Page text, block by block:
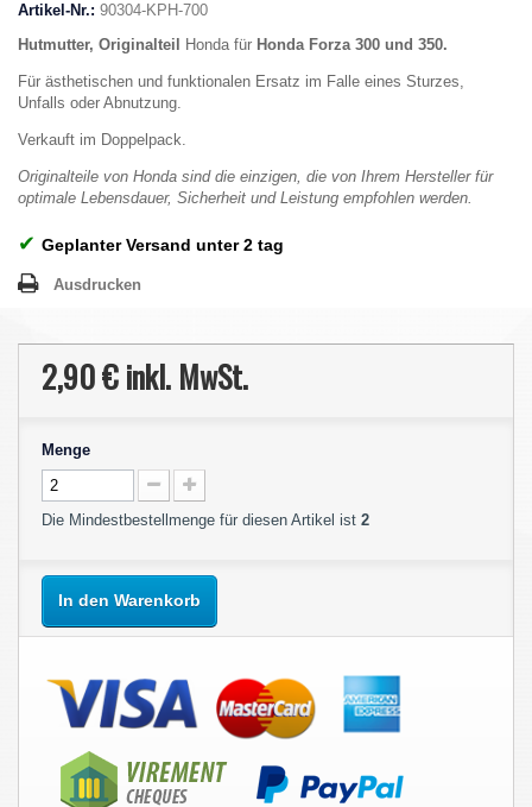
Artikel-Nr.: 90304-KPH-700
Hutmutter, Originalteil
Honda für Honda Forza 300 und 350.
Für ästhetischen und funktionalen Ersatz im Falle eines Sturzes,
Unfalls oder Abnutzung.
Verkauft im Doppelpack.
Originalteile von Honda sind die einzigen, die von Ihrem Hersteller für
optimale Lebensdauer, Sicherheit und Leistung empfohlen werden.
✔ Geplanter Versand unter 2 tag
Ausdrucken
2,90 €inkl. MwSt.
Menge
Die Mindestbestellmenge für diesen Artikel ist 2
In den Warenkorb